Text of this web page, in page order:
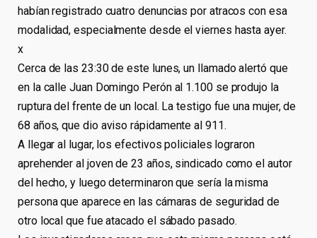
habían registrado cuatro denuncias por atracos con esa
modalidad, especialmente desde el viernes hasta ayer.
x
Cerca de las 23:30 de este lunes, un llamado alertó que
en la calle Juan Domingo Perón al 1.100 se produjo la
ruptura del frente de un local. La testigo fue una mujer, de
68 años, que dio aviso rápidamente al 911.
A llegar al lugar, los efectivos policiales lograron
aprehender al joven de 23 años, sindicado como el autor
del hecho, y luego determinaron que sería la misma
persona que aparece en las cámaras de seguridad de
otro local que fue atacado el sábado pasado.